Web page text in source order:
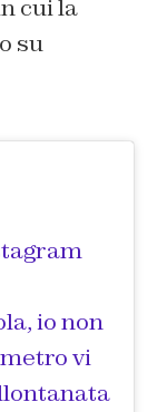
cui la
su
io non
vi